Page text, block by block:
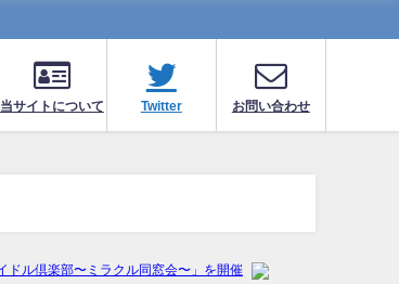
当サイトについて Twitter お問い合わせ